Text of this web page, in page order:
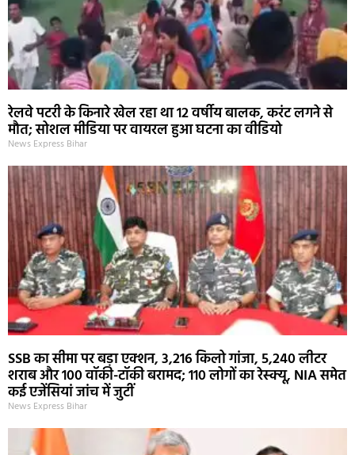
रेलवे पटरी के किनारे खेल रहा था 12 वर्षीय बालक, करंट लगने से
मौत; सोशल मीडिया पर वायरल हुआ घटना का वीडियो
News Express Bihar
SSB का सीमा पर बड़ा एक्शन, 3,216 किलो गांजा, 5,240 लीटर
शराब और 100 वॉकी-टॉकी बरामद; 110 लोगों का रेस्क्यू, NIA समेत
कई एजेंसियां जांच में जुटीं
News Express Bihar